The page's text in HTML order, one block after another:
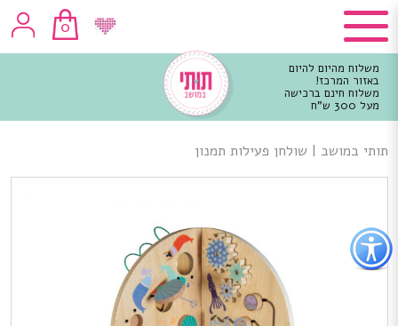
כפתור
לפתיחת
תפריט
נגישות
0
משלוח מהיום להיום
באזור המרכז!
משלוח חינם ברכישה
מעל 300 ש"ח
מרכזי
תותי במושב | שולחן פעילות תמנון